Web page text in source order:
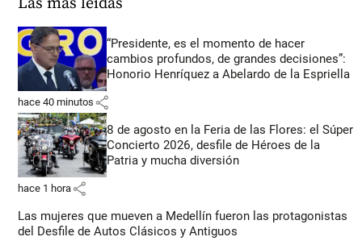
“Presidente, es el momento de hacer
cambios profundos, de grandes decisiones”:
Honorio Henríquez a Abelardo de la Espriella
hace 40 minutos share
8 de agosto en la Feria de las Flores: el Súper
Concierto 2026, desfile de Héroes de la
Patria y mucha diversión
hace 1 hora share
Las mujeres que mueven a Medellín fueron las protagonistas
del Desfile de Autos Clásicos y Antiguos